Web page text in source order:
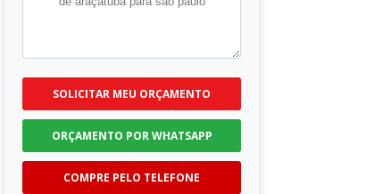
SOLICITAR MEU ORÇAMENTO
ORÇAMENTO POR WHATSAPP
COMPRE PELO TELEFONE